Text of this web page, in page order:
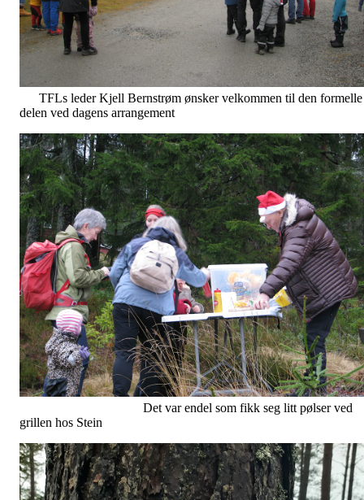
TFLs leder Kjell Bernstrøm ønsker velkommen til den formelle
delen ved dagens arrangement
Det var endel som fikk seg litt pølser ved
grillen hos Stein